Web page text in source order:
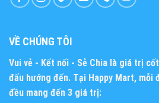
VỀ CHÚNG TÔI
Vui vẻ - Kết nối - Sẻ Chia là giá trị
đấu hướng đến. Tại Happy Mart, mỗi
đều mang đến 3 giá trị: